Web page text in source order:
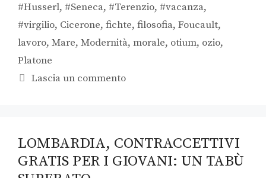
#Husserl, #Seneca, #Terenzio, #vacanza,
#virgilio, Cicerone, fichte, filosofia, Foucault,
lavoro, Mare, Modernità, morale, otium, ozio,
Platone
Lascia un commento
LOMBARDIA, CONTRACCETTIVI
GRATIS PER I GIOVANI: UN TABÙ